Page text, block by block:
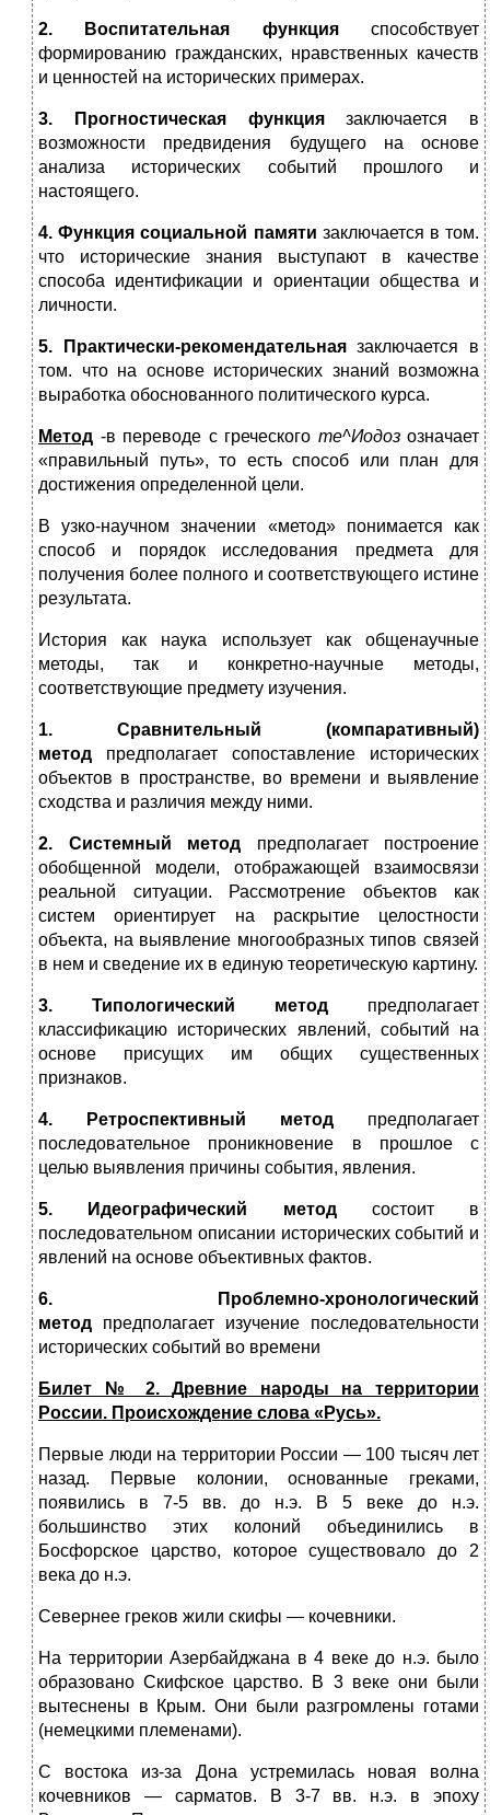
2. Воспитательная функцияспособствует
формированию гражданских, нравственных качеств
и ценностей на исторических примерах.
3. Прогностическая функциязаключается в
возможности предвидения будущего на ос­нове
анализа исторических событий прошлого и
настоящего.
4. Функция социальной памяти заключается в том.
что исторические знания выступают в качестве
способа идентификации и ориентации общества и
личности.
5. Практически-рекомендательнаязаключается в
том. что на основе истори­ческих знаний возможна
выработка обоснованного политического курса.
Метод -в переводе с греческого те^Иодозозначает
«правильный путь», то есть способ или план для
достижения определенной цели.
В узко-научном значении «метод» понимается как
способ и порядок исследования предмета для
получения более полного и соответствующего истине
результата.
История как наука использует как общенаучные
методы, так и конкретно-научные методы,
соответствующие предмету изучения.
1. Сравнительный (компаративный)
метод предполагает сопоставление исторических
объектов в пространстве, во времени и выявление
сходства и различия между ними.
2. Системный метод предполагает построение
обобщенной модели, отображающей взаи­мосвязи
реальной ситуации. Рассмотрение объектов как
систем ориентирует на раскрытие целостности
объекта, на выявление многообразных типов связей
в нем и сведение их в единую теоретическую картину.
3. Типологический метод предполагает
классификацию исторических явлений, событий на
основе присущих им общих существенных
признаков.
4. Ретроспективный метод предполагает
последовательное проникновение в прошлое с
целью выявления причины события, явления.
5. Идеографический методсостоит в
последовательном описании исторических событий и
явлений на основе объективных фактов.
6. Проблемно-хронологический
метод предполагает изучение последовательности
исто­рических событий во времени
Билет № 2.Древние народы на территории
России. Происхождение слова «Русь».
Первые люди на территории России — 100 тысяч лет
назад. Первые колонии, основанные греками,
появились в 7-5 вв. до н.э. В 5 веке до н.э.
большинство этих колоний объединились в
Босфорское царство, которое существовало до 2
века до н.э.
Севернее греков жили скифы — кочевники.
На территории Азербайджана в 4 веке до н.э. было
образовано Скифское царство. В 3 веке они были
вытеснены в Крым. Они были разгромлены готами
(немецкими племенами).
С востока из-за Дона устремилась новая волна
кочевников — сарматов. В 3-7 вв. н.э. в эпоху